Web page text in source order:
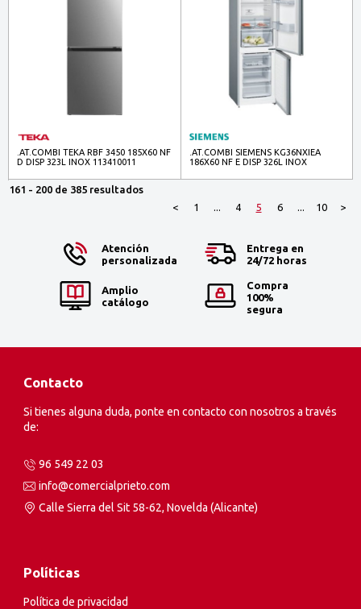
.AT.COMBI TEKA RBF 3450 185X60 NF
D DISP 323L INOX 113410011
.AT.COMBI SIEMENS KG36NXIEA
186X60 NF E DISP 326L INOX
161 - 200 de 385 resultados
<
1 ... 4 5 6 ... 10 >
Atención
personalizada
Entrega en
24/72 horas
Amplio
catálogo
Compra
100%
segura
Contacto
Si tienes alguna duda, ponte en contacto con nosotros a través
de:
96 549 22 03
info@comercialprieto.com
Calle Sierra del Sit 58-62, Novelda (Alicante)
Políticas
Política de privacidad